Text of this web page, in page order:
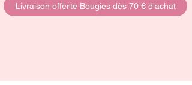
Livraison offerte Bougies dès 70 € d'achat